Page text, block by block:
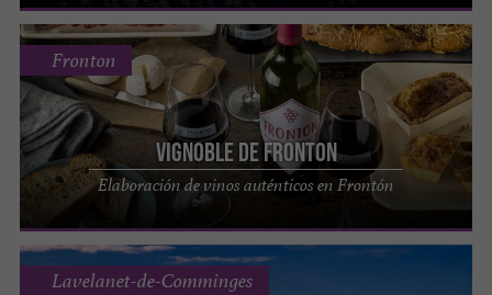
Vignoble de Fronton
Elaboración de vinos auténticos en Frontón
Fronton
Lavelanet-de-Comminges